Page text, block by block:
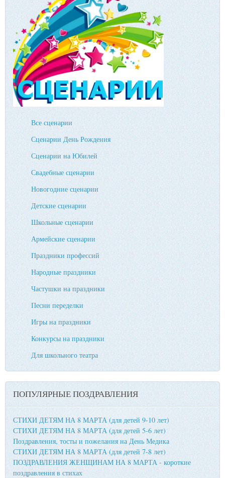
Все сценарии
Сценарии День Рождения
Сценарии на Юбилей
Свадебные сценарии
Новогодние сценарии
Детские сценарии
Школьные сценарии
Армейские сценарии
Праздники профессий
Народные праздники
Частушки на праздники
Песни переделки
Игры на праздники
Конкурсы на праздники
Для школьного театра
ПОПУЛЯРНЫЕ ПОЗДРАВЛЕНИЯ
СТИХИ ДЕТЯМ НА 8 МАРТА (для детей 9-10 лет)
СТИХИ ДЕТЯМ НА 8 МАРТА (для детей 5-6 лет)
Поздравления, тосты и пожелания на День Медика
СТИХИ ДЕТЯМ НА 8 МАРТА (для детей 7-8 лет)
ПОЗДРАВЛЕНИЯ ЖЕНЩИНАМ НА 8 МАРТА - короткие
поздравления в стихах